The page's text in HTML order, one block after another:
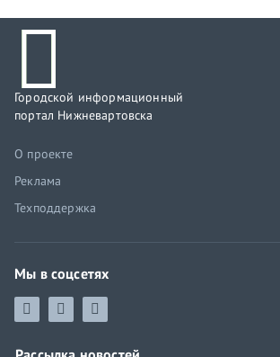
Городской информационный
портал Нижневартовска
О проекте
Реклама
Техподдержка
Мы в соцсетях